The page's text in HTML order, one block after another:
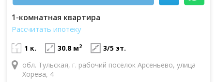
1-комнатная квартира
Рассчитать ипотеку
1 к. 30.8 м2
3/5 эт.
обл. Тульская, г. рабочий посёлок Арсеньево, улица
Хорева, 4